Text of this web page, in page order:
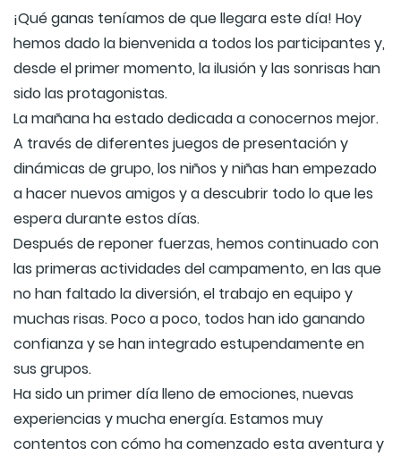
¡Qué ganas teníamos de que llegara este día! Hoy
hemos dado la bienvenida a todos los participantes y,
desde el primer momento, la ilusión y las sonrisas han
sido las protagonistas.
La mañana ha estado dedicada a conocernos mejor.
A través de diferentes juegos de presentación y
dinámicas de grupo, los niños y niñas han empezado
a hacer nuevos amigos y a descubrir todo lo que les
espera durante estos días.
Después de reponer fuerzas, hemos continuado con
las primeras actividades del campamento, en las que
no han faltado la diversión, el trabajo en equipo y
muchas risas. Poco a poco, todos han ido ganando
confianza y se han integrado estupendamente en
sus grupos.
Ha sido un primer día lleno de emociones, nuevas
experiencias y mucha energía. Estamos muy
contentos con cómo ha comenzado esta aventura y